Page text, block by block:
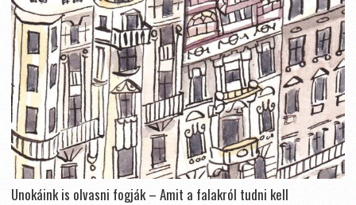
Unokáink is olvasni fogják – Amit a falakról tudni kell